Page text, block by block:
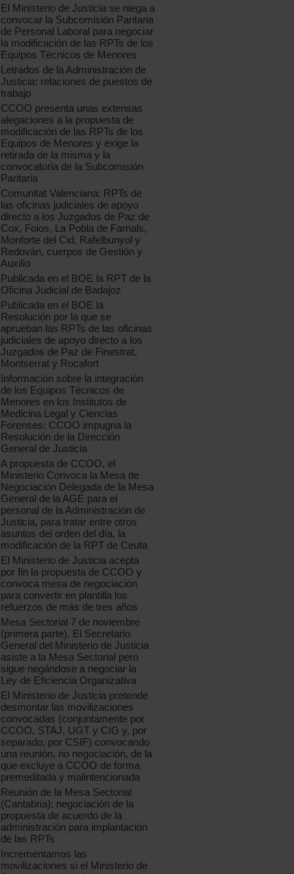
El Ministerio de Justicia se niega a
convocar la Subcomisión Paritaria
de Personal Laboral para negociar
la modificación de las RPTs de los
Equipos Técnicos de Menores
Letrados de la Administración de
Justicia: relaciones de puestos de
trabajo
CCOO presenta unas extensas
alegaciones a la propuesta de
modificación de las RPTs de los
Equipos de Menores y exige la
retirada de la misma y la
convocatoria de la Subcomisión
Paritaria
Comunitat Valenciana: RPTs de
las oficinas judiciales de apoyo
directo a los Juzgados de Paz de
Cox, Foios, La Pobla de Farnals,
Monforte del Cid, Rafelbunyol y
Redován, cuerpos de Gestión y
Auxilio
Publicada en el BOE la RPT de la
Oficina Judicial de Badajoz
Publicada en el BOE la
Resolución por la que se
aprueban las RPTs de las oficinas
judiciales de apoyo directo a los
Juzgados de Paz de Finestrat,
Montserrat y Rocafort
Información sobre la integración
de los Equipos Técnicos de
Menores en los Institutos de
Medicina Legal y Ciencias
Forenses: CCOO impugna la
Resolución de la Dirección
General de Justicia
A propuesta de CCOO, el
Ministerio Convoca la Mesa de
Negociación Delegada de la Mesa
General de la AGE para el
personal de la Administración de
Justicia, para tratar entre otros
asuntos del orden del día, la
modificación de la RPT de Ceuta
El Ministerio de Justicia acepta
por fin la propuesta de CCOO y
convoca mesa de negociación
para convertir en plantilla los
refuerzos de más de tres años
Mesa Sectorial 7 de noviembre
(primera parte). El Secretario
General del Ministerio de Justicia
asiste a la Mesa Sectorial pero
sigue negándose a negociar la
Ley de Eficiencia Organizativa
El Ministerio de Justicia pretende
desmontar las movilizaciones
convocadas (conjuntamente por
CCOO, STAJ, UGT y CIG y, por
separado, por CSIF) convocando
una reunión, no negociación, de la
que excluye a CCOO de forma
premeditada y malintencionada
Reunión de la Mesa Sectorial
(Cantabria): negociación de la
propuesta de acuerdo de la
administración para implantación
de las RPTs
Incrementamos las
movilizaciones si el Ministerio de